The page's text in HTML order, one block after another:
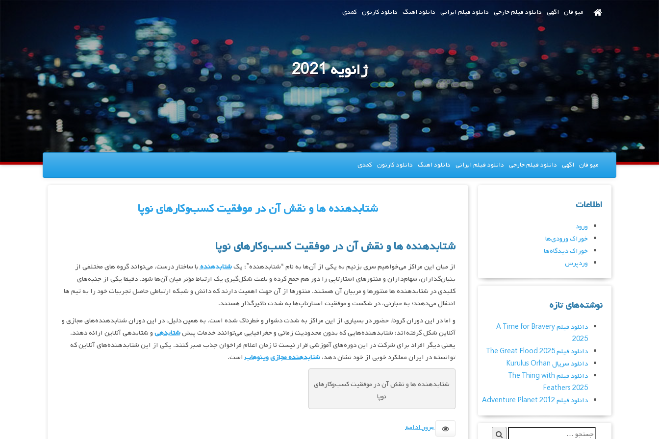
میو فان اگهی دانلود فیلم خارجی دانلود فیلم ایرانی دانلود اهنگ دانلود کارتون کمدی
ژانویه 2021
میو فان اگهی دانلود فیلم خارجی دانلود فیلم ایرانی دانلود اهنگ دانلود کارتون کمدی
شتابدهنده ها و نقش آن در موفقیت کسب‌وکارهای نوپا
شتابدهنده ها و نقش آن در موفقیت کسب‌وکارهای نوپا
از میان این مراکز می‌خواهیم سری بزنیم به یکی از آن‌ها به نام “شتابدهنده”؛ یکشتابدهندهبا ساختار درست، می‌تواند گروه های مختلفی از
بنیان‌گذاران، سهام‌داران و منتورهای استارتاپی را دور هم جمع کرده و باعث شکل‌گیری یک ارتباط مؤثر میان آن‌ها شود. دقیقا یکی از جنبه‌های
کلیدی در شتابدهنده ها منتورها و مربیان آن هستند. منتورها از آن جهت اهمیت دارند که دانش و شبکه ارتباطی حاصل تجربیات خود را به تیم ها
انتقال می‌دهند؛ به عبارتی، در شکست و موفقیت استارتاپ‌ها به شدت تاثیرگذار هستند.
و اما در این دوران کرونا، حضور در بسیاری از این مراکز به شدت دشوار و خطرناک شده است. به همین دلیل، در این دوران شتابدهنده‌های مجازی و
آنلاین شکل گرفته‌اند؛ شتابدهنده‌هایی که بدون محدودیت زمانی و جغرافیایی می‌توانند خدمات پیششتابدهیو شتابدهی آنلاین ارائه دهند.
یعنی دیگر افراد برای شرکت در این دوره‌های آموزشی قرار نیست تا زمان اعلام فراخوان جذب صبر کنند. یکی از این شتابدهنده‌های آنلاین که
توانسته در ایران عملکرد خوبی از خود نشان دهد،شتابدهنده مجازی وینوهاباست.
شتابدهنده ها و نقش آن در موفقیت کسب‌وکارهای
نوپا
مرور ادامه
اطلاعات
ورود
خوراک ورودی‌ها
خوراک دیدگاه‌ها
وردپرس
نوشته‌های تازه
دانلود فیلم A Time for Bravery
2025
دانلود فیلم The Great Flood 2025
دانلود سریال Kurulus Orhan
دانلود فیلم The Thing with
Feathers 2025
دانلود فیلم Adventure Planet 2012